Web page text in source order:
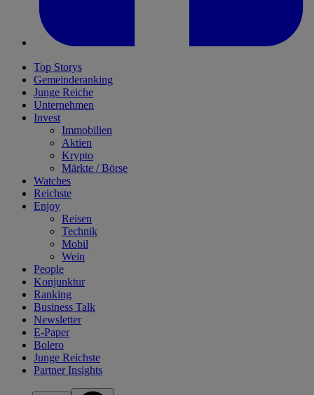
Top Storys
Gemeinderanking
Junge Reiche
Unternehmen
Invest
Immobilien
Aktien
Krypto
Märkte / Börse
Watches
Reichste
Enjoy
Reisen
Technik
Mobil
Wein
People
Konjunktur
Ranking
Business Talk
Newsletter
E-Paper
Bolero
Junge Reichste
Partner Insights